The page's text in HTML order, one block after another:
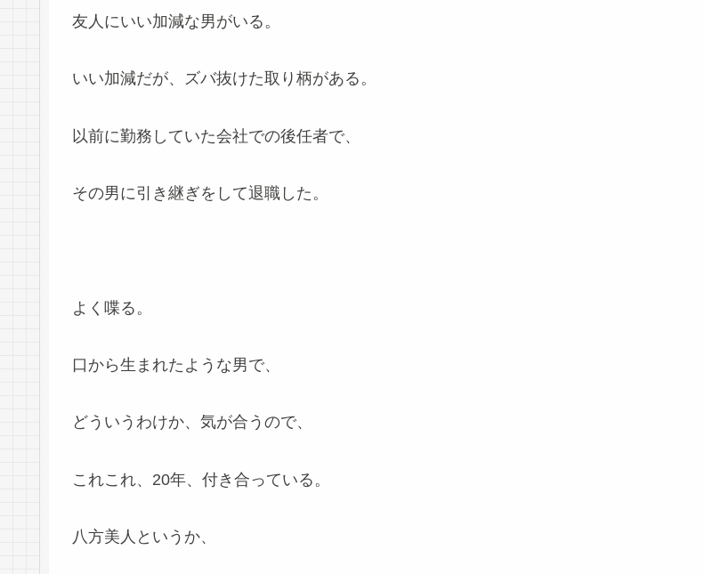
友人にいい加減な男がいる。
いい加減だが、ズバ抜けた取り柄がある。
以前に勤務していた会社での後任者で、
その男に引き継ぎをして退職した。
よく喋る。
口から生まれたような男で、
どういうわけか、気が合うので、
これこれ、20年、付き合っている。
八方美人というか、